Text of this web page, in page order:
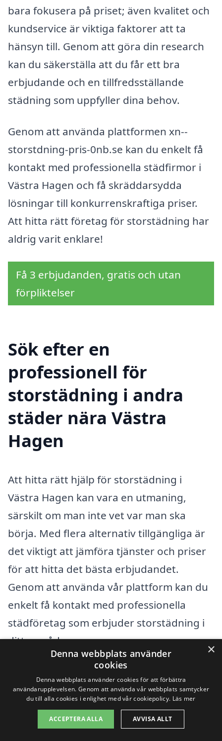
bara fokusera på priset; även kvalitet och
kundservice är viktiga faktorer att ta
hänsyn till. Genom att göra din research
kan du säkerställa att du får ett bra
erbjudande och en tillfredsställande
städning som uppfyller dina behov.
Genom att använda plattformen xn--
storstdning-pris-0nb.se kan du enkelt få
kontakt med professionella städfirmor i
Västra Hagen och få skräddarsydda
lösningar till konkurrenskraftiga priser.
Att hitta rätt företag för storstädning har
aldrig varit enklare!
Få 3 erbjudanden, gratis och utan
förpliktelser
Sök efter en
professionell för
storstädning i andra
städer nära Västra
Hagen
Att hitta rätt hjälp för storstädning i
Västra Hagen kan vara en utmaning,
särskilt om man inte vet var man ska
börja. Med flera alternativ tillgängliga är
det viktigt att jämföra tjänster och priser
för att hitta det bästa erbjudandet.
Genom att använda vår plattform kan du
enkelt få kontakt med professionella
städföretag som erbjuder storstädning i
ditt område.
Närområdet kring Västra Hagen har
många möjligheter för professionell
storstädning. Om du är intresserad av att
utforska alternativ även i angränsande
×
Denna webbplats använder
cookies
Denna webbplats använder cookies för att förbättra
användarupplevelsen. Genom att använda vår webbplats samtycker
du till alla cookies i enlighet med vår cookiepolicy. Läs mer
ACCEPTERA ALLA AVVISA ALLT